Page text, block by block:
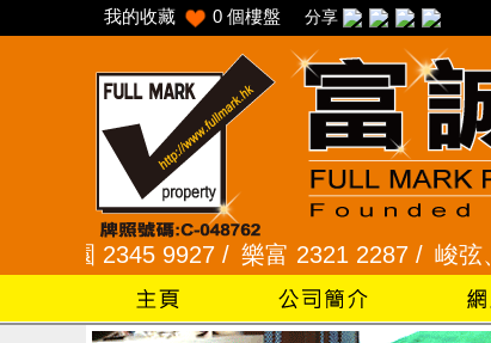
我的收藏 0 個樓盤 分享
2345 9927 /樂富 2321 2287 /峻弦、曉